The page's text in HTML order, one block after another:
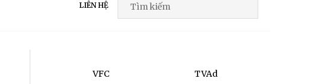
LIÊN HỆ
VFC TVAd